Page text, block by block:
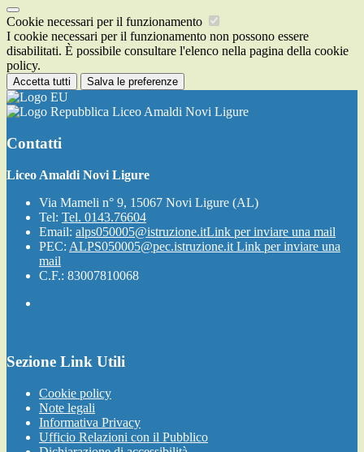
Cookie necessari per il funzionamento
I cookie necessari per il funzionamento non possono essere
disabilitati. È possibile consultare l'elenco nella pagina della cookie
policy.
Accetta tutti Salva le preferenze
Liceo Amaldi Novi Ligure
Contatti
Liceo Amaldi Novi Ligure
Via Mameli n° 9, 15067 Novi Ligure (AL)
Tel: Tel. 0143.76604
Email: alps050005@istruzione.itLink per inviare una mail
PEC: ALPS050005@pec.istruzione.it Link per inviare una
mail
C.F.: 83007810068
Sezione Link Utili
Cookie policy
Note legali
Informativa Privacy
Ufficio Relazioni con il Pubblico